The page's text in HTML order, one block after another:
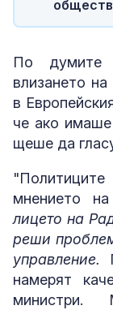
По думите
влизането
в
че ако
щеше да
мнението
лицето на
реши
управление.
намерят
министри.